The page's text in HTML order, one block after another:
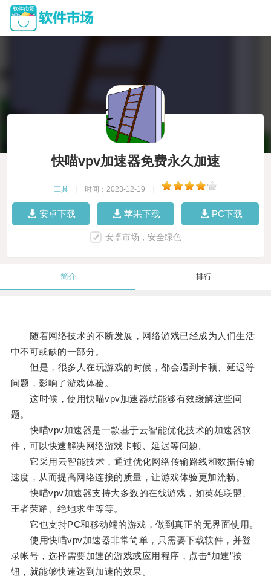
快喵vpv加速器免费永久加速
工具 时间：2023-12-19
安卓下载 苹果下载 PC下载
安卓市场，安全绿色
简介 排行
随着网络技术的不断发展，网络游戏已经成为人们生活
中不可或缺的一部分。
但是，很多人在玩游戏的时候，都会遇到卡顿、延迟等
问题，影响了游戏体验。
这时候，使用快喵vpv加速器就能够有效缓解这些问
题。
快喵vpv加速器是一款基于云智能优化技术的加速器软
件，可以快速解决网络游戏卡顿、延迟等问题。
它采用云智能技术，通过优化网络传输路线和数据传输
速度，从而提高网络连接的质量，让游戏体验更加流畅。
快喵vpv加速器支持大多数的在线游戏，如英雄联盟、
王者荣耀、绝地求生等等。
它也支持PC和移动端的游戏，做到真正的无界面使用。
使用快喵vpv加速器非常简单，只需要下载软件，并登
录帐号，选择需要加速的游戏或应用程序，点击“加速”按
钮，就能够快速达到加速的效果。